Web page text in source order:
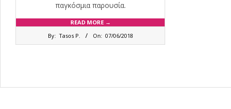
παγκόσμια παρουσία.
READ MORE →
By: Tasos P. On: 07/06/2018